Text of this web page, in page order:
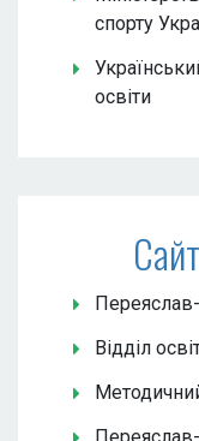
спорту
освіти
Відділ